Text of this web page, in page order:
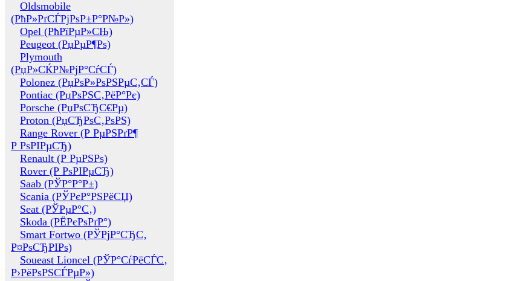
Oldsmobile
(РћР»РґСЃРјРѕР±Р°Р№Р»)
Opel (РћРїРµР»СЊ)
Peugeot (РџРµР¶Рѕ)
Plymouth
(РџР»СЌР№РјР°СѓСЃ)
Polonez (РџРѕР»РѕРЅРµС‚СЃ)
Pontiac (РџРѕРЅС‚РёР°Рє)
Porsche (РџРѕСЂС€Рµ)
Proton (РџСЂРѕС‚РѕРЅ)
Range Rover (Р РµРЅРґР¶
Р РѕРІРµСЂ)
Renault (Р РµРЅРѕ)
Rover (Р РѕРІРµСЂ)
Saab (РЎР°Р°Р±)
Scania (РЎРєР°РЅРёСЏ)
Seat (РЎРµР°С‚)
Skoda (РЁРєРѕРґР°)
Smart Fortwo (РЎРјР°СЂС‚
Р¤РѕСЂРІРѕ)
Soueast Lioncel (РЎР°СѓРёСЃС‚
Р›РёРѕРЅСЃРµР»)